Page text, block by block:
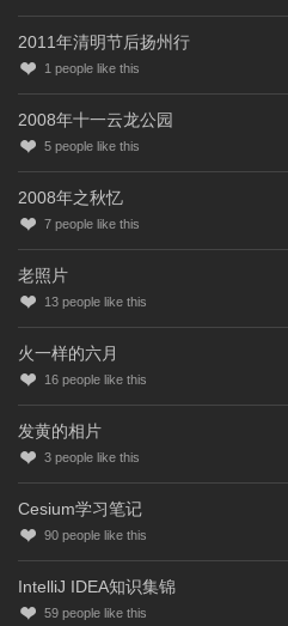
2011年清明节后扬州行
1 people like this
2008年十一云龙公园
5 people like this
2008年之秋忆
7 people like this
老照片
13 people like this
火一样的六月
16 people like this
发黄的相片
3 people like this
Cesium学习笔记
90 people like this
IntelliJ IDEA知识集锦
59 people like this